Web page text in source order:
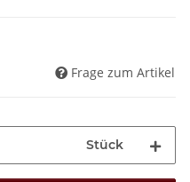
Frage zum Artikel
Stück